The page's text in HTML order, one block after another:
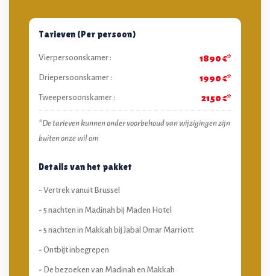
Tarieven (Per persoon)
Vierpersoonskamer : 1890 €*
Driepersoonskamer : 1990 €*
Tweepersoonskamer : 2150 €*
*De tarieven kunnen onder voorbehoud van wijzigingen zijn
buiten onze wil om
Details van het pakket
- Vertrek vanuit Brussel
- 5 nachten in Madinah bij Maden Hotel
- 5 nachten in Makkah bij Jabal Omar Marriott
- Ontbijt inbegrepen
- De bezoeken van Madinah en Makkah